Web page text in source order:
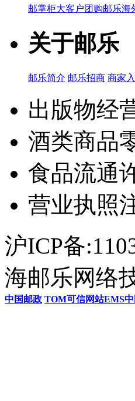
邮掌柜大客户团购邮乐海
关于邮乐
邮乐简介 邮乐招商 商家
出版物经
酒类商品
食品流通
营业执照
沪ICP备
海邮乐网络
中国邮政 TOM可信网站EMS